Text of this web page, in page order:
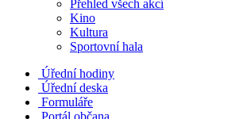
Přehled všech akcí
Kino
Kultura
Sportovní hala
Úřední hodiny
Úřední deska
Formuláře
Portál občana